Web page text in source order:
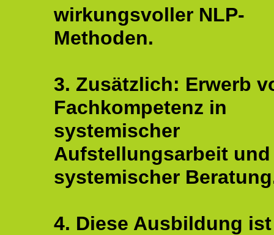
wirkungsvoller NLP-
Methoden.
3. Zusätzlich: Erwerb
Fachkompetenz in
systemischer
Aufstellungsarbeit und
systemischer
4. Diese Ausbildung